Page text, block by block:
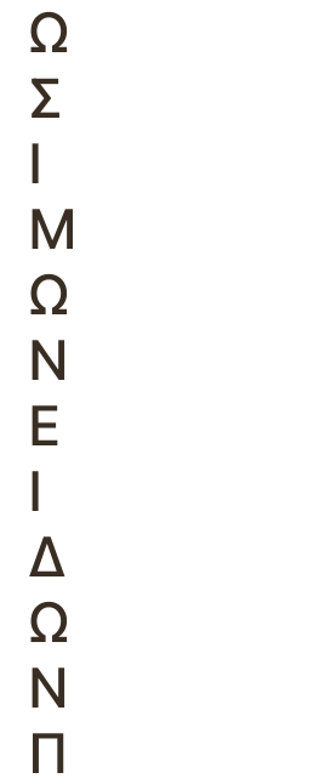
Ω
Σ
Ι
Μ
Ω
Ν
Ε
Ι
Δ
Ω
Ν
Π